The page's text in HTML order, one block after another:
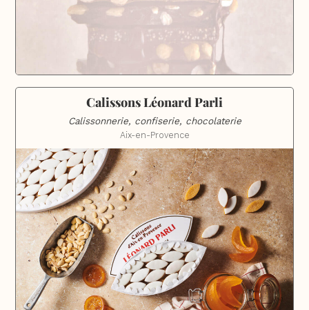
Calissons Léonard Parli
Calissonnerie, confiserie, chocolaterie
Aix-en-Provence